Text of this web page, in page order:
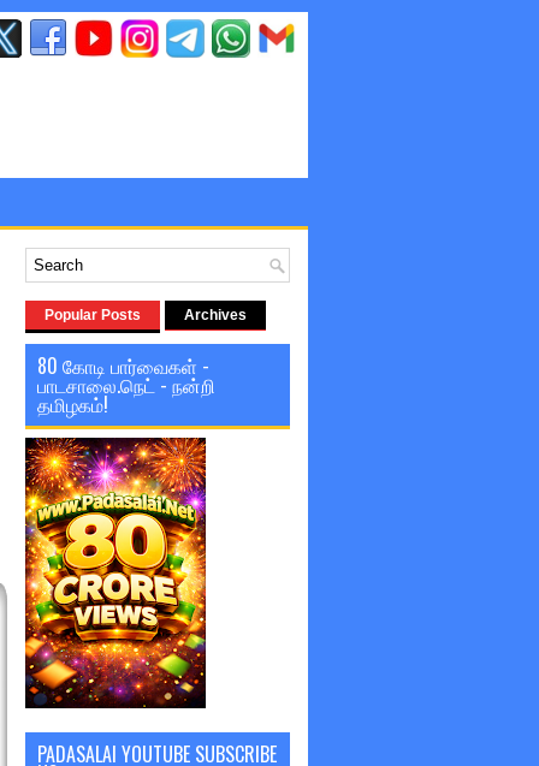
Popular Posts Archives
80 கோடி பார்வைகள் -
பாடசாலை.நெட் - நன்றி
தமிழகம்!
PADASALAI YOUTUBE SUBSCRIBE